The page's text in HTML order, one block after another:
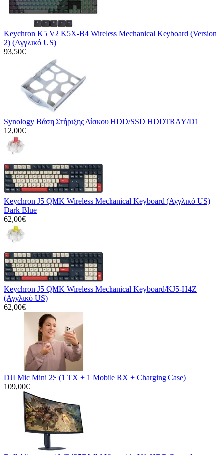
Keychron K5 V2 K5X-B4 Wireless Mechanical Keyboard (Version
2) (Αγγλικό US)
93,50€
Synology Βάση Στήριξης Δίσκου HDD/SSD HDDTRAY/D1
12,00€
Keychron J5 QMK Wireless Mechanical Keyboard (Αγγλικό US)
Dark Blue
62,00€
Keychron J5 QMK Wireless Mechanical Keyboard/KJ5-H4Z
(Αγγλικό US)
62,00€
DJI Mic Mini 2S (1 TX + 1 Mobile RX + Charging Case)
109,00€